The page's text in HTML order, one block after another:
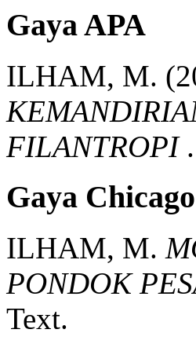
Gaya APA
ILHAM, M.
FILANTROPI.
Gaya Chicago
ILHAM, M.
PONDOK
Text.